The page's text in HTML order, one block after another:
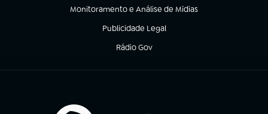
Monitoramento e Análise de Mídias
(abre em nova aba)
Publicidade Legal
(abre em nova aba)
Rádio Gov
(abre em nova aba)